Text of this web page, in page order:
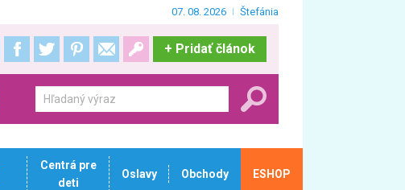
07. 08. 2026 Štefánia
+ Pridať článok
Centrá pre
deti
Oslavy Obchody ESHOP